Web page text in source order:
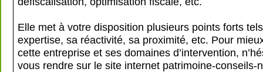
Elle met à votre disposition plusieurs points forts
expertise, sa réactivité, sa proximité, etc. Pour
cette entreprise et ses domaines d’intervention,
vous rendre sur le site internet patrimoine-conseils-